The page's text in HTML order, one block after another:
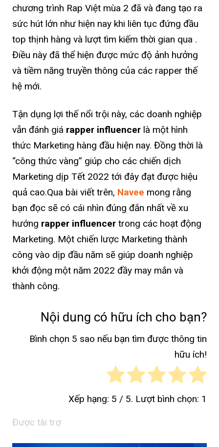
chương trình Rap Việt mùa 2 đã và đang tạo ra
sức hút lớn như hiện nay khi liên tục đứng đầu
top thịnh hàng và lượt tìm kiếm thời gian qua .
Điều này đã thể hiện được mức độ ảnh hưởng
và tiềm năng truyền thông của các rapper thế
hệ mới.
Tận dụng lợi thế nổi trội này, các doanh nghiệp
vẫn đánh giá rapper influencer là một hình
thức Marketing hàng đầu hiện nay. Đồng thời là
“công thức vàng” giúp cho các chiến dịch
Marketing dịp Tết 2022 tới đây đạt được hiệu
quả cao.Qua bài viết trên, Navee mong rằng
bạn đọc sẽ có cái nhìn đúng đắn nhất về xu
hướng rapper influencer trong các hoạt động
Marketing. Một chiến lược Marketing thành
công vào dịp đầu năm sẽ giúp doanh nghiệp
khởi động một năm 2022 đầy may mắn và
thành công.
Nội dung có hữu ích cho bạn?
Bình chọn 5 sao nếu bạn tìm được thông tin
hữu ích!
Xếp hạng: 5 / 5. Lượt bình chọn: 1
Được tài trợ